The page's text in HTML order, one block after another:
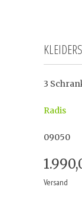
3
Radis
09050
Versand